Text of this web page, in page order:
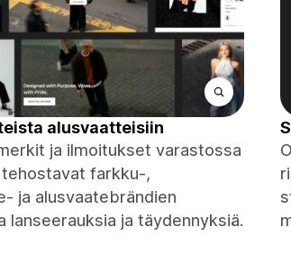
alusvaatteisiin
ja ilmoitukset varastossa
farkku-,
ja alusvaatebrändien
lanseerauksia ja täydennyksiä.